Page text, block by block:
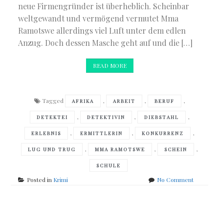
neue Firmengründer ist überheblich. Scheinbar
weltgewandt und vermögend vermutet Mma
Ramotswe allerdings viel Luft unter dem edlen
Anzug. Doch dessen Masche geht auf und die […]
READ MORE
Tagged AFRIKA , ARBEIT , BERUF ,
DETEKTEI , DETEKTIVIN , DIEBSTAHL ,
ERLEBNIS , ERMITTLERIN , KONKURRENZ ,
LUG UND TRUG , MMA RAMOTSWE , SCHEIN ,
SCHULE
Posted in Krimi No Commenton